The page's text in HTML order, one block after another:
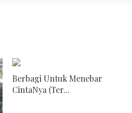
Berbagi Untuk Menebar
CintaNya (Ter...